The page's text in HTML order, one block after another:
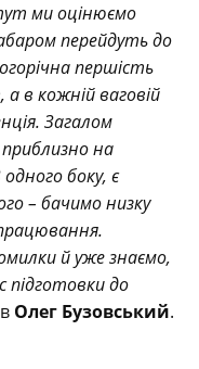
ми оцінюємо
перейдуть до
першість
а в кожній ваговій
Загалом
на
боку, є
– бачимо низку
й уже знаємо,
до
Олег Бузовський.